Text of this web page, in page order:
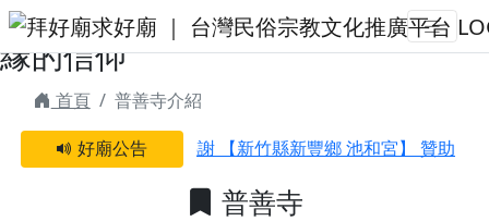
普善寺 | 拜好廟求好運 找到與您有
緣的信仰
首頁
普善寺介紹
好廟公告
感謝 【新竹縣新豐鄉 池和宮】 贊助支
普善寺